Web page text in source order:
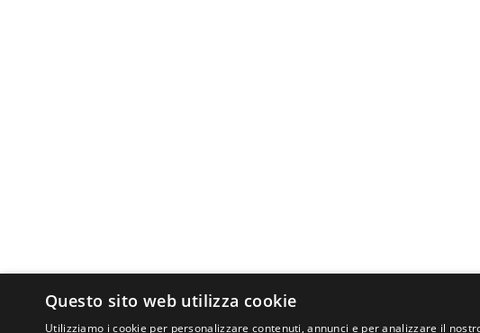
Questo sito web utilizza cookie
Utilizziamo i cookie per personalizzare contenuti, annunci e per analizzare il